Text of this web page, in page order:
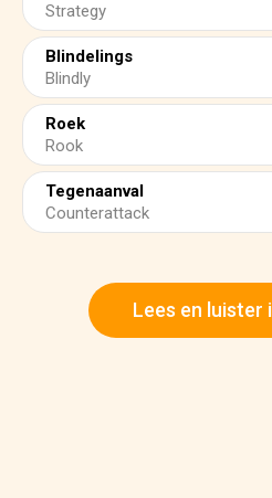
Strategy
Blindelings
Blindly
Roek
Rook
Tegenaanval
Counterattack
Lees en luister